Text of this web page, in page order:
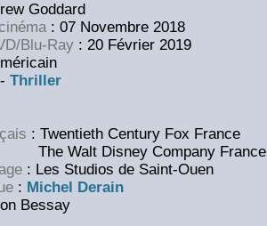
Goddard
: 07 Novembre 2018
Blu-Ray : 20 Février 2019
- Thriller
: Twentieth Century Fox France
Company France
: Les Studios de Saint-Ouen
: Michel Derain
Bessay